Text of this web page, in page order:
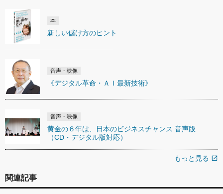
本
新しい儲け方のヒント
音声・映像
《デジタル革命・ＡＩ最新技術》
音声・映像
黄金の６年は、日本のビジネスチャンス 音声版
（CD・デジタル版対応）
もっと見る open_in_new
関連記事